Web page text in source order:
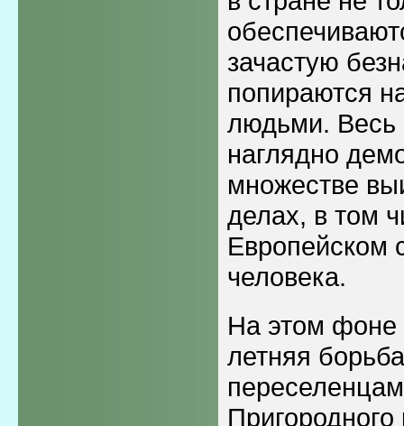
зачастую
попираются
людьми. Весь
наглядно
множестве
делах, в том
Европейском
человека.
На этом фоне
летняя
Пригородного